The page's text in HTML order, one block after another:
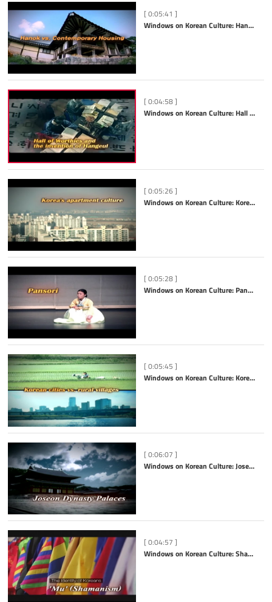
[ 0:05:41 ]
Windows on Korean Culture: Hanok vs. Contemporary Housing
[ 0:04:58 ]
Windows on Korean Culture: Hall of Worthies and the Invention of Hangeul
[ 0:05:26 ]
Windows on Korean Culture: Korea’s Apartment Culture
[ 0:05:28 ]
Windows on Korean Culture: Pansori
[ 0:05:45 ]
Windows on Korean Culture: Korean Cities vs. Rural Villages
[ 0:06:07 ]
Windows on Korean Culture: Joseon Dynasty Palaces
[ 0:04:57 ]
Windows on Korean Culture: Shamanism